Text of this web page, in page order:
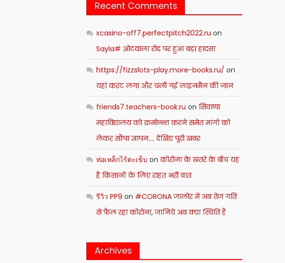
Recent Comments
xcasino-off7.perfectpitch2022.ru on
Sayla# ओटवाला रोड पर हुआ बड़ा हादसा
https://fizzslots-play.more-books.ru/ on
यहां करंट लगा और चली गई लाइनमैन की जान
friends7.teachers-book.ru onसिवाणा
महाविद्यालय को क्रमोन्न्त करने समेत मांगो को
लेकर सौंपा ज्ञापन…. देखिए पूरी खबर
ท่อเหล็กไร้ตะเข็บ onकोरोना के खतरे के बीच यह
है किसानों के लिए राहत भरी बात
รีวิว PP9 on #CORONA जालोर में अब तेज गति
से फैल रहा कोरोना, जानिये अब क्या स्थिति हैं
Archives